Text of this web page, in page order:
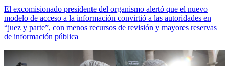
El excomisionado presidente del organismo alertó que el nuevo
modelo de acceso a la información convirtió a las autoridades en
“juez y parte”, con menos recursos de revisión y mayores reservas
de información pública